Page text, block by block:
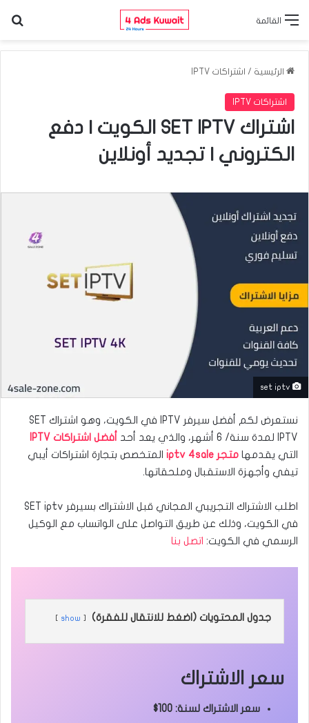
القائمة
الرئيسية / اشتراكات IPTV
اشتراكات IPTV
اشتراك SET IPTV الكويت | دفع
الكتروني | تجديد أونلاين
نستعرض لكم أفضل سيرفر IPTV في الكويت، وهو اشتراك SET
IPTV لمدة سنة/ 6 أشهر، والذي يعد أحد
أفضل اشتراكات IPTV
التي يقدمها متجر iptv 4sale
المتخصص بتجارة اشتراكات أيبي
تيفي وأجهزة الاستقبال وملحقاتها.
اطلب الاشتراك التجريبي المجاني قبل الاشتراك بسيرفر SET iptv
في الكويت، وذلك عن طريق التواصل على الواتساب مع الوكيل
الرسمي في الكويت: اتصل بنا
جدول المحتويات (اضغط للانتقال للفقرة) show
سعر الاشتراك
سعر الاشتراك لسنة: 100$